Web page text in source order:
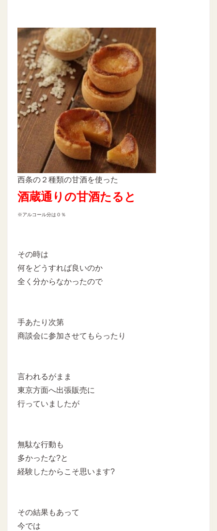
西条の２種類の甘酒を使った
酒蔵通りの甘酒たると
※アルコール分は０％
その時は
何をどうすれば良いのか
全く分からなかったので
手あたり次第
商談会に参加させてもらったり
言われるがまま
東京方面へ出張販売に
行っていましたが
無駄な行動も
多かったな?と
経験したからこそ思います?
その結果もあって
今では